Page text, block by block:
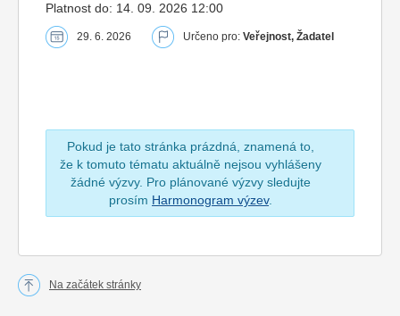
Platnost do: 14. 09. 2026 12:00
29. 6. 2026 Určeno pro: Veřejnost, Žadatel
Pokud je tato stránka prázdná, znamená to,
že k tomuto tématu aktuálně nejsou vyhlášeny
žádné výzvy. Pro plánované výzvy sledujte
prosím Harmonogram výzev.
Na začátek stránky